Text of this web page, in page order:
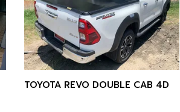
TOYOTA REVO DOUBLE CAB 4D